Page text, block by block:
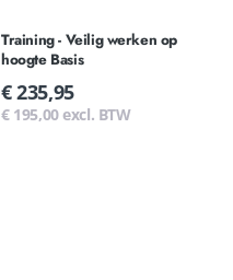
Training - Veilig werken op
hoogte Basis
Normale
prijs
€ 235,95
€ 195,00 excl. BTW